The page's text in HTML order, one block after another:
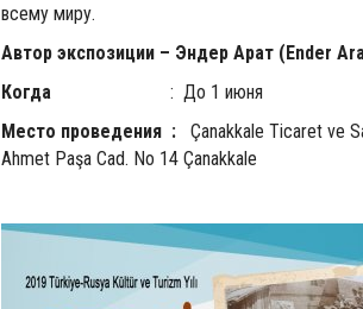
всему миру.
Автор экспозиции – Эндер Арат (Ender
Когда
: До 1 июня
Место проведения : Çanakkale Ticaret ve
Ahmet Paşa Cad. No 14 Çanakkale